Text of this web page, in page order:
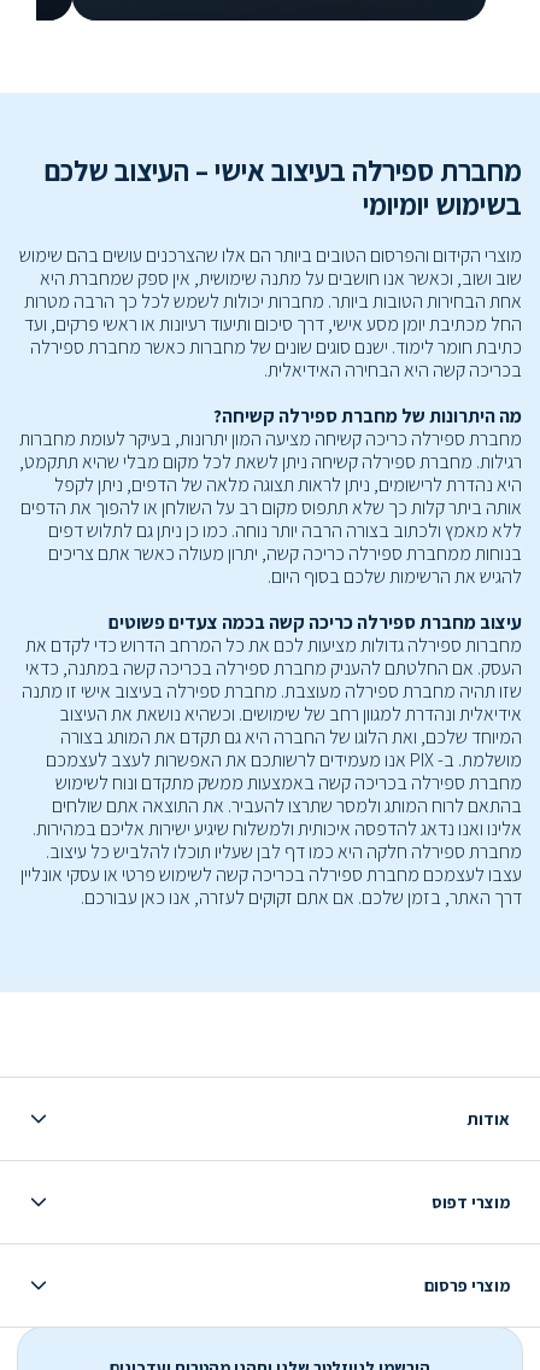
מחברת ספירלה בעיצוב אישי – העיצוב שלכם
בשימוש יומיומי
מוצרי הקידום והפרסום הטובים ביותר הם אלו שהצרכנים עושים בהם שימוש
שוב ושוב, וכאשר אנו חושבים על מתנה שימושית, אין ספק שמחברת היא
אחת הבחירות הטובות ביותר. מחברות יכולות לשמש לכל כך הרבה מטרות
החל מכתיבת יומן מסע אישי, דרך סיכום ותיעוד רעיונות או ראשי פרקים, ועד
כתיבת חומר לימוד. ישנם סוגים שונים של מחברות כאשר מחברת ספירלה
בכריכה קשה היא הבחירה האידיאלית.
מה היתרונות של מחברת ספירלה קשיחה?
מחברת ספירלה כריכה קשיחה מציעה המון יתרונות, בעיקר לעומת מחברות
רגילות. מחברת ספירלה קשיחה ניתן לשאת לכל מקום מבלי שהיא תתקמט,
היא נהדרת לרישומים, ניתן לראות תצוגה מלאה של הדפים, ניתן לקפל
אותה ביתר קלות כך שלא תתפוס מקום רב על השולחן או להפוך את הדפים
ללא מאמץ ולכתוב בצורה הרבה יותר נוחה. כמו כן ניתן גם לתלוש דפים
בנוחות ממחברת ספירלה כריכה קשה, יתרון מעולה כאשר אתם צריכים
להגיש את הרשימות שלכם בסוף היום.
עיצוב מחברת ספירלה כריכה קשה בכמה צעדים פשוטים
מחברות ספירלה גדולות מציעות לכם את כל המרחב הדרוש כדי לקדם את
העסק. אם החלטתם להעניק מחברת ספירלה בכריכה קשה במתנה, כדאי
שזו תהיה מחברת ספירלה מעוצבת. מחברת ספירלה בעיצוב אישי זו מתנה
אידיאלית ונהדרת למגוון רחב של שימושים. וכשהיא נושאת את העיצוב
המיוחד שלכם, ואת הלוגו של החברה היא גם תקדם את המותג בצורה
מושלמת. ב- PIX אנו מעמידים לרשותכם את האפשרות לעצב לעצמכם
מחברת ספירלה בכריכה קשה באמצעות ממשק מתקדם ונוח לשימוש
בהתאם לרוח המותג ולמסר שתרצו להעביר. את התוצאה אתם שולחים
אלינו ואנו נדאג להדפסה איכותית ולמשלוח שיגיע ישירות אליכם במהירות.
מחברת ספירלה חלקה היא כמו דף לבן שעליו תוכלו להלביש כל עיצוב.
עצבו לעצמכם מחברת ספירלה בכריכה קשה לשימוש פרטי או עסקי אונליין
דרך האתר, בזמן שלכם. אם אתם זקוקים לעזרה, אנו כאן עבורכם.
אודות
מוצרי דפוס
מוצרי פרסום